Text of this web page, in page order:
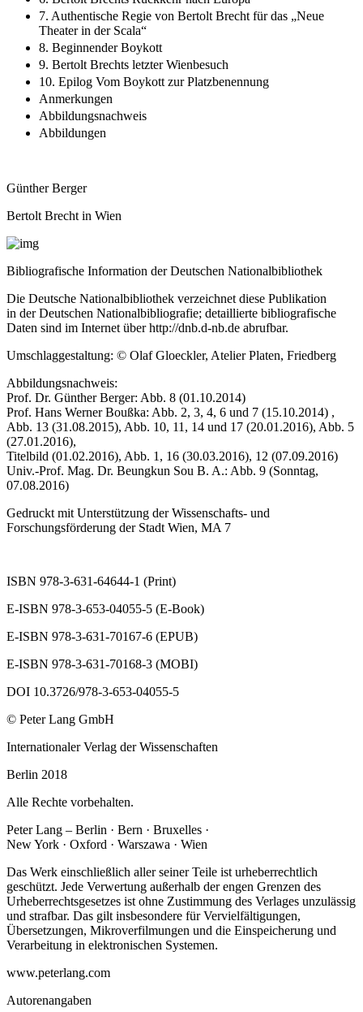
7. Authentische Regie von Bertolt Brecht für das „Neue
Theater in der Scala“
8. Beginnender Boykott
9. Bertolt Brechts letzter Wienbesuch
10. Epilog Vom Boykott zur Platzbenennung
Anmerkungen
Abbildungsnachweis
Abbildungen
Günther Berger
Bertolt Brecht in Wien
Bibliografische Information der Deutschen Nationalbibliothek
Die Deutsche Nationalbibliothek verzeichnet diese Publikation
in der Deutschen Nationalbibliografie; detaillierte bibliografische
Daten sind im Internet überhttp://dnb.d-nb.de abrufbar.
Umschlaggestaltung: © Olaf Gloeckler, Atelier Platen, Friedberg
Abbildungsnachweis:
Prof. Dr. Günther Berger: Abb. 8 (01.10.2014)
Prof. Hans Werner Boußka: Abb. 2, 3, 4, 6 und 7 (15.10.2014) ,
Abb. 13 (31.08.2015), Abb. 10, 11, 14 und 17 (20.01.2016), Abb. 5
(27.01.2016),
Titelbild (01.02.2016), Abb. 1, 16 (30.03.2016), 12 (07.09.2016)
Univ.-Prof. Mag. Dr. Beungkun Sou B. A.: Abb. 9 (Sonntag,
07.08.2016)
Gedruckt mit Unterstützung der Wissenschafts- und
Forschungsförderung der Stadt Wien, MA 7
ISBN 978-3-631-64644-1 (Print)
E-ISBN 978-3-653-04055-5 (E-Book)
E-ISBN 978-3-631-70167-6 (EPUB)
E-ISBN 978-3-631-70168-3 (MOBI)
DOI 10.3726/978-3-653-04055-5
© Peter Lang GmbH
Internationaler Verlag der Wissenschaften
Berlin 2018
Alle Rechte vorbehalten.
Peter Lang – Berlin · Bern · Bruxelles ·
New York · Oxford · Warszawa · Wien
Das Werk einschließlich aller seiner Teile ist urheberrechtlich
geschützt. Jede Verwertung außerhalb der engen Grenzen des
Urheberrechtsgesetzes ist ohne Zustimmung des Verlages unzulässig
und strafbar. Das gilt insbesondere für Vervielfältigungen,
Übersetzungen, Mikroverfilmungen und die Einspeicherung und
Verarbeitung in elektronischen Systemen.
www.peterlang.com
Autorenangaben